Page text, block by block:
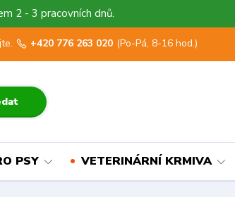
2 - 3 pracovních dnů.
+420 776 263 020 (Po-Pá, 8-16 hod.)
PSY VETERINÁRNÍ KRMIVA